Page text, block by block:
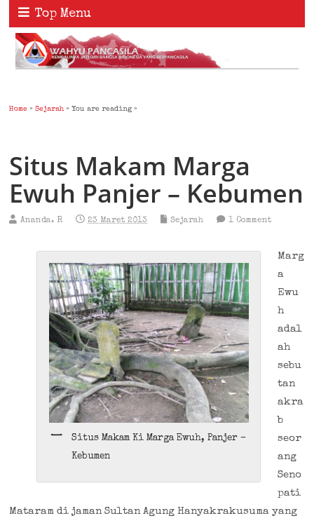
Top Menu
Home »Sejarah » You are reading »
Situs Makam Marga
Ewuh Panjer – Kebumen
Ananda. R 23 Maret 2013 Sejarah 1 Comment
Situs Makam Ki Marga Ewuh, Panjer –
Kebumen
Marg
a
Ewu
h
adal
ah
sebu
tan
akra
b
seor
ang
Seno
pati
Mataram di jaman Sultan Agung Hanyakrakusuma yang